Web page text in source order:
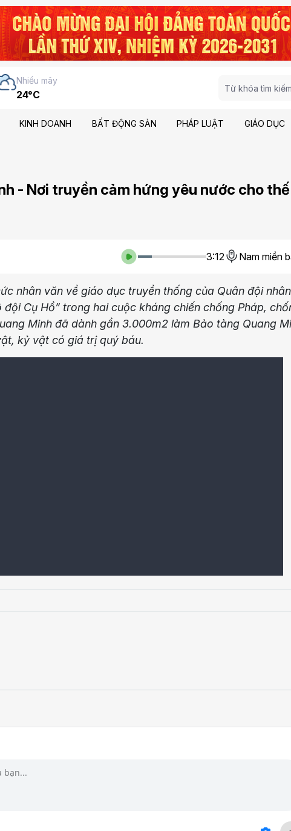
Nhiều mây
24°C
KINH DOANH BẤT ĐỘNG SẢN PHÁP LUẬT GIÁO DỤC
- Nơi truyền cảm hứng yêu nước cho
3:12 Nam miền
nhân văn về giáo dục truyền thống của Quân đội nhân
đội Cụ Hồ” trong hai cuộc kháng chiến chống Pháp,
Minh đã dành gần 3.000m2 làm Bảo tàng Quang
kỷ vật có giá trị quý báu.